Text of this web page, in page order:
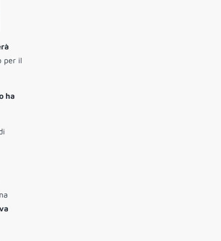
per il
ha